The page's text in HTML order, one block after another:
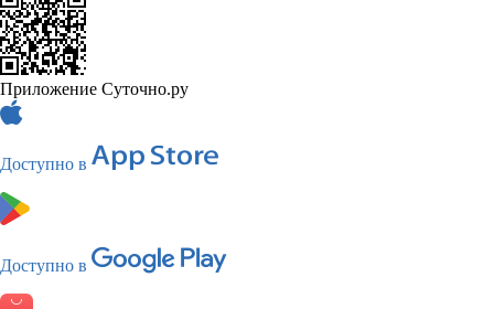
Приложение Суточно.ру
Доступно в
Доступно в